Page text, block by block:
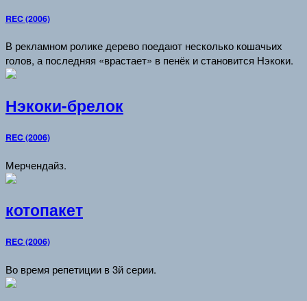
REC (2006)
В рекламном ролике дерево поедают несколько кошачьих
голов, а последняя «врастает» в пенёк и становится Нэкоки.
Нэкоки-брелок
REC (2006)
Мерчендайз.
котопакет
REC (2006)
Во время репетиции в 3й серии.